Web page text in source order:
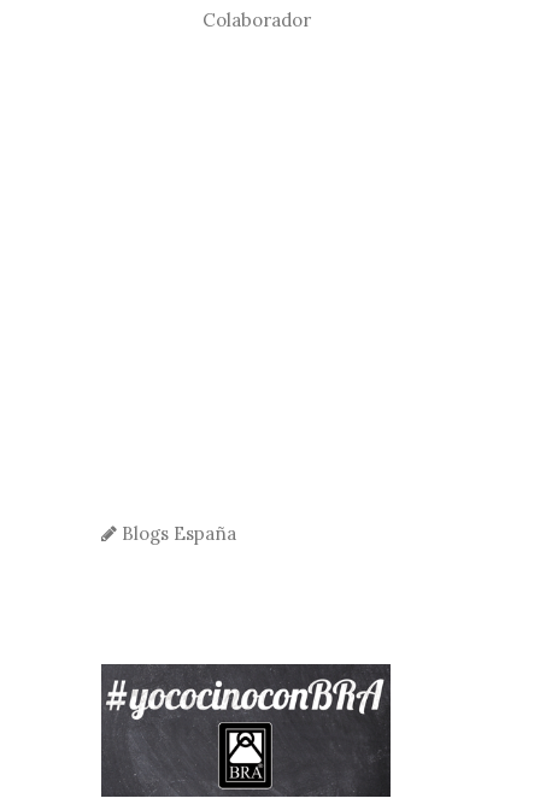
Blogs España